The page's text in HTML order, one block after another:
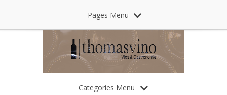
Pages Menu
Categories Menu